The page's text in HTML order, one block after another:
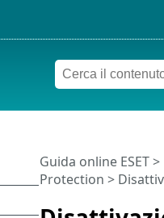
Guida online ESET>
Protection >